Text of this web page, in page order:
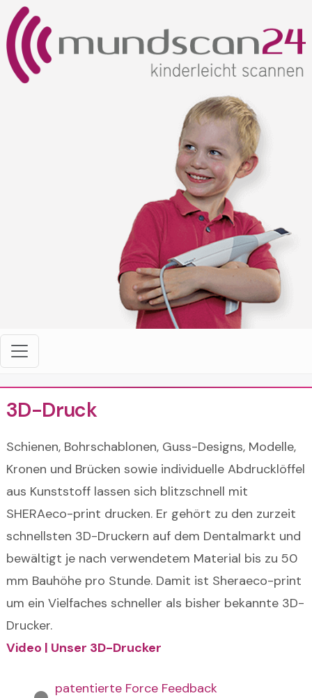
3D-Druck
Schienen, Bohrschablonen, Guss-Designs, Modelle,
Kronen und Brücken sowie individuelle Abdrucklöffel
aus Kunststoff lassen sich blitzschnell mit
SHERAeco-print drucken. Er gehört zu den zurzeit
schnellsten 3D-Druckern auf dem Dentalmarkt und
bewältigt je nach verwendetem Material bis zu 50
mm Bauhöhe pro Stunde. Damit ist Sheraeco-print
um ein Vielfaches schneller als bisher bekannte 3D-
Drucker.
Video | Unser 3D-Drucker
patentierte Force Feedback